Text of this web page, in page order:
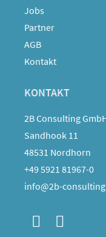
Jobs
Partner
AGB
Kontakt
KONTAKT
2B Consulting
Sandhook 11
48531 Nordhorn
+49 5921 81967-0
info@2b-